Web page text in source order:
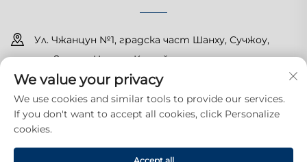
Ул. Чжанцун №1, градска част Шанху, Сучжоу,
провинция Цзянсу, Китай
+86-15150179453
[email protected]
Всички права запазени. Copyright © 2025 Suzhou Yuanda
We value your privacy
We use cookies and similar tools to provide our services.
If you don't want to accept all cookies, click Personalize
cookies.